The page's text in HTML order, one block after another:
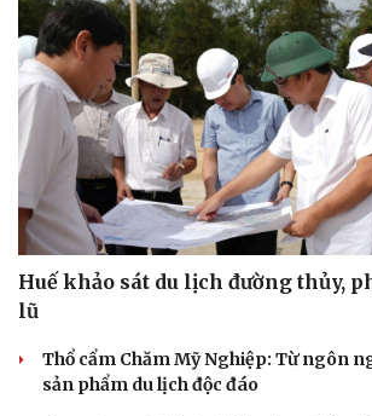
Sức khỏe
Đời sống
Huế khảo sát du lịch đường thủy,
lũ
Thổ cẩm Chăm Mỹ Nghiệp: Từ ngôn
sản phẩm du lịch độc đáo